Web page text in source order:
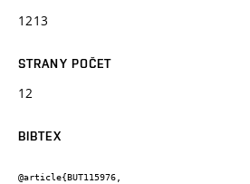
1213
STRANY POČET
12
BIBTEX
@article{BUT115976,